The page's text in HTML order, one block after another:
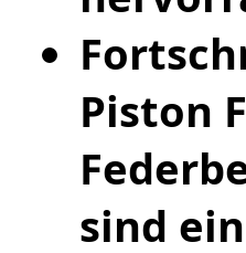
Piston
sind